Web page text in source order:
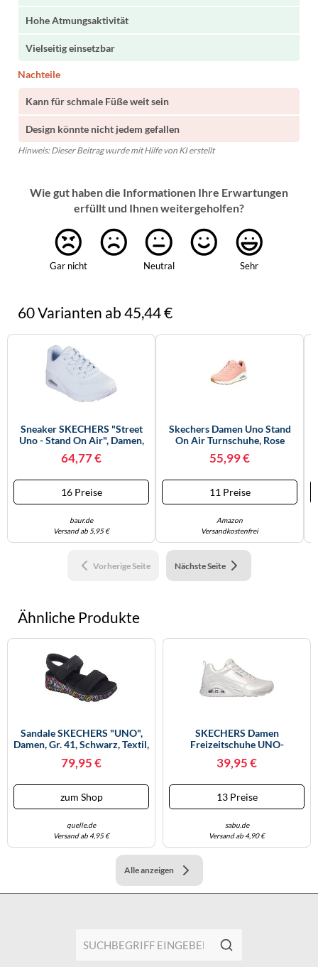
Hohe Atmungsaktivität
Vielseitig einsetzbar
Nachteile
Kann für schmale Füße weit sein
Design könnte nicht jedem gefallen
Hinweis: Dieser Beitrag wurde mit Hilfe von KI erstellt
Wie gut haben die Informationen Ihre Erwartungen
erfüllt und Ihnen weitergeholfen?
Gar nicht Neutral Sehr
60 Varianten ab 45,44 €
Sneaker SKECHERS "Street
Uno - Stand On Air", Damen,
Gr. 40, Blau (hellblau),
Lederimitat, Schuhe Sneaker,
Foam, Topseller (18236818-
40) Hellblau
64,77 €
16 Preise
baur.de
Versand ab 5,95 €
Skechers Damen Uno Stand
On Air Turnschuhe, Rose
Durabuck/ Mesh, 40 EU
55,99 €
11 Preise
Amazon
Versandkostenfrei
Vorherige Seite Nächste Seite
Ähnliche Produkte
Sandale SKECHERS "UNO",
Damen, Gr. 41, Schwarz, Textil,
Schuhe Sandale,
Mit Skech-Air Luftkissensohle,
Topseller (55903459-41)
79,95 €
zum Shop
quelle.de
Versand ab 4,95 €
SKECHERS Damen
Freizeitschuhe UNO-
Gr. - 42
39,95 €
13 Preise
sabu.de
Versand ab 4,90 €
Alle anzeigen